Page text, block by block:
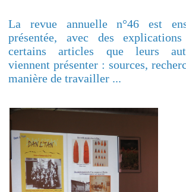
La revue annuelle n°46 est
présentée, avec des
certains articles que leurs
viennent présenter : sources,
manière de travailler ...